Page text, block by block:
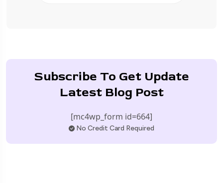
Subscribe To Get Update
Latest Blog Post
[mc4wp_form id=664]
No Credit Card Required